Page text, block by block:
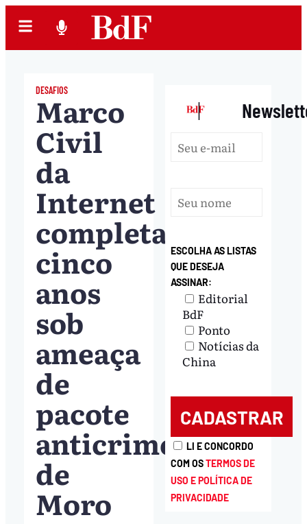
DESAFIOS
Marco
Civil
da
Internet
completa
cinco
anos
sob
ameaça
de
pacote
anticrime
de
Moro
|
ESCOLHA AS LISTAS
QUE DESEJA
ASSINAR:
Editorial
BdF
Ponto
Notícias da
China
LI E CONCORDO
COM OSTERMOS DE
USO E POLÍTICA DE
PRIVACIDADE